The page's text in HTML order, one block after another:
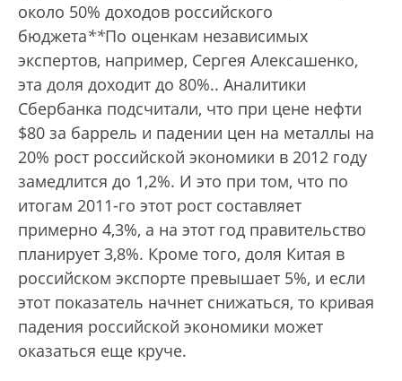
около 50% доходов российского
бюджета**По оценкам независимых
экспертов, например, Сергея Алексашенко,
эта доля доходит до 80%.. Аналитики
Сбербанка подсчитали, что при цене нефти
$80 за баррель и падении цен на металлы на
20% рост российской экономики в 2012 году
замедлится до 1,2%. И это при том, что по
итогам 2011-го этот рост составляет
примерно 4,3%, а на этот год правительство
планирует 3,8%. Кроме того, доля Китая в
российском экспорте превышает 5%, и если
этот показатель начнет снижаться, то кривая
падения российской экономики может
оказаться еще круче.